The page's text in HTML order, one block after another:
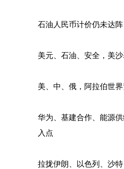
石油人民币计价仍未达阵
美元、石油、安全，美
美、中、俄，阿拉伯世
华为、基建合作、能源
入点
拉拢伊朗、以色列、沙